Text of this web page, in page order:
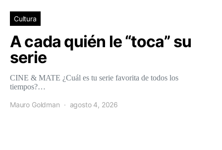
Cultura
A cada quién le “toca” su
serie
CINE & MATE ¿Cuál es tu serie favorita de todos los
tiempos?…
Mauro Goldman agosto 4, 2026